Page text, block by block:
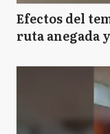
Efectos del
ruta anegada